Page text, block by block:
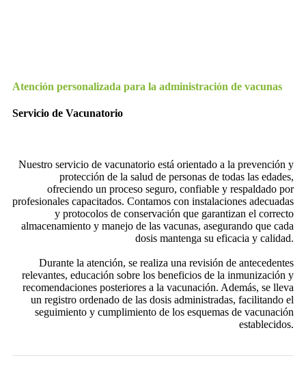
Atención personalizada para la administración de vacunas
Servicio de Vacunatorio
Nuestro servicio de vacunatorio está orientado a la prevención y
protección de la salud de personas de todas las edades,
ofreciendo un proceso seguro, confiable y respaldado por
profesionales capacitados. Contamos con instalaciones adecuadas
y protocolos de conservación que garantizan el correcto
almacenamiento y manejo de las vacunas, asegurando que cada
dosis mantenga su eficacia y calidad.
Durante la atención, se realiza una revisión de antecedentes
relevantes, educación sobre los beneficios de la inmunización y
recomendaciones posteriores a la vacunación. Además, se lleva
un registro ordenado de las dosis administradas, facilitando el
seguimiento y cumplimiento de los esquemas de vacunación
establecidos.